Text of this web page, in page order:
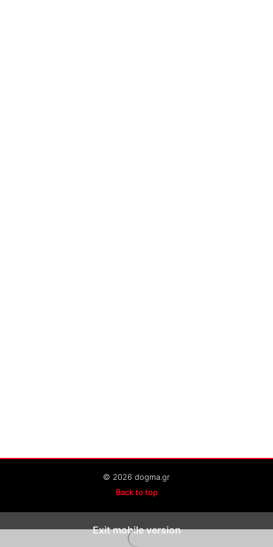
© 2026 dogma.gr
Back to top
Exit mobile version